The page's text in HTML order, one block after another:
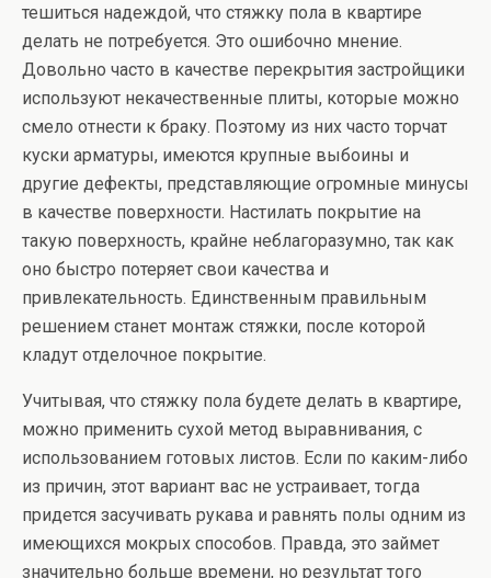
тешиться надеждой, что стяжку пола в квартире
делать не потребуется. Это ошибочно мнение.
Довольно часто в качестве перекрытия застройщики
используют некачественные плиты, которые можно
смело отнести к браку. Поэтому из них часто торчат
куски арматуры, имеются крупные выбоины и
другие дефекты, представляющие огромные минусы
в качестве поверхности. Настилать покрытие на
такую поверхность, крайне неблагоразумно, так как
оно быстро потеряет свои качества и
привлекательность. Единственным правильным
решением станет монтаж стяжки, после которой
кладут отделочное покрытие.
Учитывая, что стяжку пола будете делать в квартире,
можно применить сухой метод выравнивания, с
использованием готовых листов. Если по каким-либо
из причин, этот вариант вас не устраивает, тогда
придется засучивать рукава и равнять полы одним из
имеющихся мокрых способов. Правда, это займет
значительно больше времени, но результат того